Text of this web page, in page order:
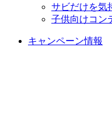
サビだけを気
子供向けコン
キャンペーン情報